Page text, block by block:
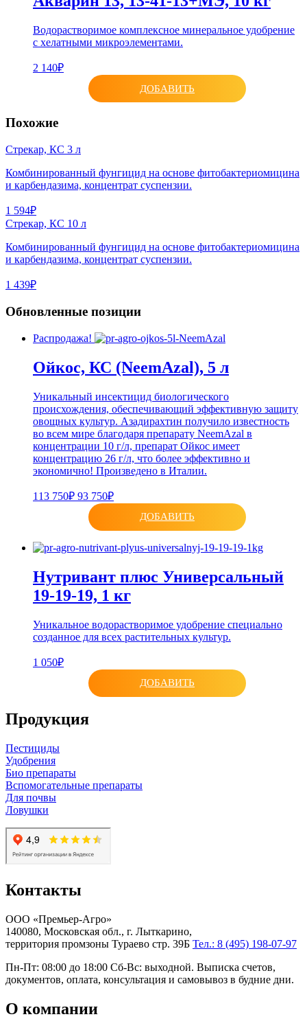
Водорастворимое комплексное минеральное удобрение
с хелатными микроэлементами.
2 140₽
ДОБАВИТЬ
Похожие
Стрекар, КС 3 л
Комбинированный фунгицид на основе фитобактериомицина
и карбендазима, концентрат суспензии.
1 594₽
Стрекар, КС 10 л
Комбинированный фунгицид на основе фитобактериомицина
и карбендазима, концентрат суспензии.
1 439₽
Обновленные позиции
Распродажа!
Ойкос, КС (NeemAzal), 5 л
Уникальный инсектицид биологического
происхождения, обеспечивающий эффективную защиту
овощных культур. Азадирахтин получило известность
во всем мире благодаря препарату NeemAzal в
концентрации 10 г/л, препарат Ойкос имеет
концентрацию 26 г/л, что более эффективно и
экономично! Произведено в Италии.
113 750₽ 93 750₽
ДОБАВИТЬ
Нутривант плюс Универсальный
19-19-19, 1 кг
Уникальное водорастворимое удобрение специально
созданное для всех растительных культур.
1 050₽
ДОБАВИТЬ
Продукция
Пестициды
Удобрения
Био препараты
Вспомогательные препараты
Для почвы
Ловушки
Контакты
ООО «Премьер-Агро»
140080, Московская обл., г. Лыткарино,
территория промзоны Тураево стр. 39Б Тел.: 8 (495) 198-07-97
Пн-Пт: 08:00 до 18:00 Сб-Вс: выходной. Выписка счетов,
документов, оплата, консультация и самовывоз в будние дни.
О компании